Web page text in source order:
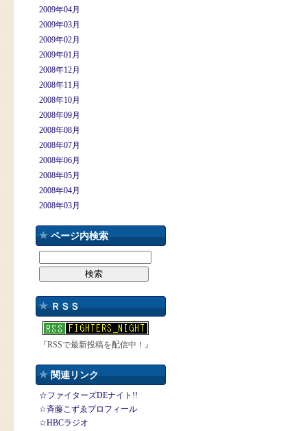
2009年04月
2009年03月
2009年02月
2009年01月
2008年12月
2008年11月
2008年10月
2008年09月
2008年08月
2008年07月
2008年06月
2008年05月
2008年04月
2008年03月
ページ内検索
ＲＳＳ
『RSSで最新投稿を配信中！』
関連リンク
☆ファイターズDEナイト!!
☆斉藤こずゑプロフィール
☆HBCラジオ